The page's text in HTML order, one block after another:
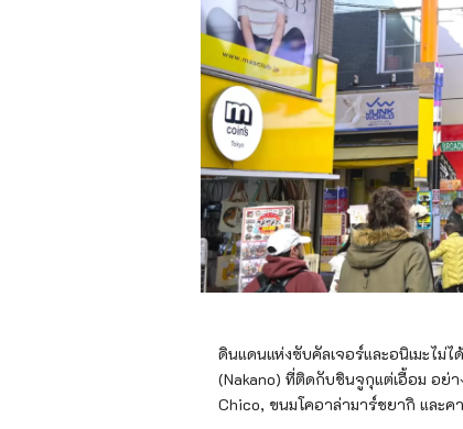
ดินแดนแห่งซับคัลเจอร์และอนิเมะไม่
(Nakano) ที่ติดกับชินจูกุแต่เอื้อม อย่
Chico, ขนมโคอาล่ามาร์ชยากิ และค